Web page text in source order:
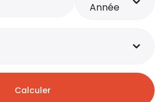
Année
Calculer